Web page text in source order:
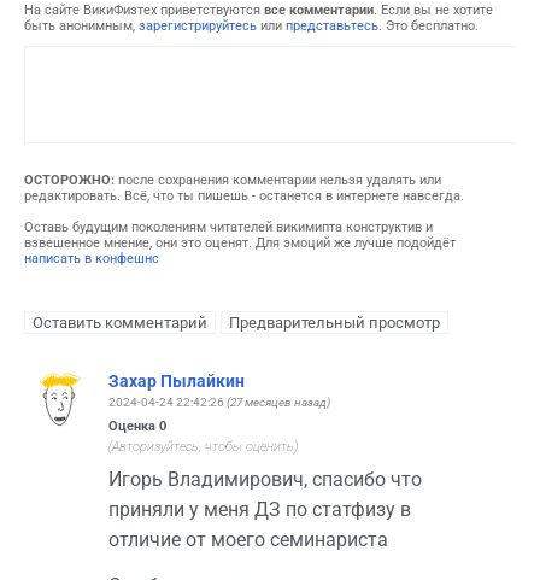
На сайте ВикиФизтех приветствуются все комментарии . Если вы не хотите
быть анонимным, зарегистрируйтесь или представьтесь . Это бесплатно.
ОСТОРОЖНО: после сохранения комментарии нельзя удалять или
редактировать. Всё, что ты пишешь - останется в интернете навсегда.
Оставь будущим поколениям читателей викимипта конструктив и
взвешенное мнение, они это оценят. Для эмоций же лучше подойдёт
написать в конфешнс
Захар Пылайкин
2024-04-24 22:42:26 (27 месяцев назад)
Оценка 0
(Авторизуйтесь, чтобы оценить)
Игорь Владимирович, спасибо что
приняли у меня ДЗ по статфизу в
отличие от моего семинариста